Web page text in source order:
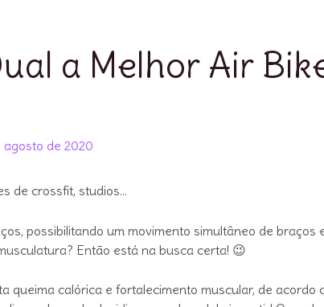
a Melhor Air
agosto de 2020
de crossfit, studios…
possibilitando um movimento simultâneo de braços
Então está na busca certa! 😉
queima calórica e fortalecimento muscular, de acordo